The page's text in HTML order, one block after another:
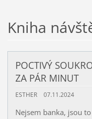
Kniha
POCTIVÝ
ZA PÁR MINUT
ESTHER 07.11.2024
Nejsem banka, jsou